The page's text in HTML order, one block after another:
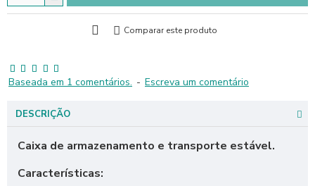
Baseada em 1 comentários. - Escreva um comentário
Comparar este produto
DESCRIÇÃO
Caixa de armazenamento e transporte estável.
Características: